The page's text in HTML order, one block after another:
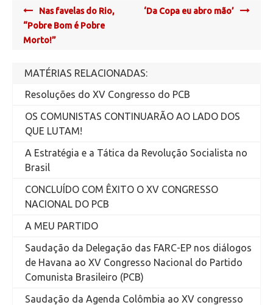
Post
navigation
Nas favelas do Rio,
“Pobre Bom é Pobre
Morto!”
‘Da Copa eu abro mão’
MATÉRIAS RELACIONADAS:
Resoluções do XV Congresso do PCB
OS COMUNISTAS CONTINUARÃO AO LADO DOS
QUE LUTAM!
A Estratégia e a Tática da Revolução Socialista no
Brasil
CONCLUÍDO COM ÊXITO O XV CONGRESSO
NACIONAL DO PCB
A MEU PARTIDO
Saudação da Delegação das FARC-EP nos diálogos
de Havana ao XV Congresso Nacional do Partido
Comunista Brasileiro (PCB)
Saudação da Agenda Colômbia ao XV congresso